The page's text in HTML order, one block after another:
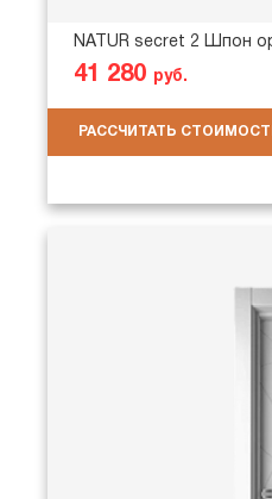
NATUR secret 2 Шпон
41 280 руб.
РАССЧИТАТЬ